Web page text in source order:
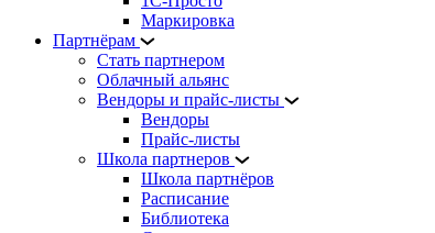
Маркировка
Партнёрам
Стать партнером
Облачный альянс
Вендоры и прайс-листы
Вендоры
Прайс-листы
Школа партнеров
Школа партнёров
Расписание
Библиотека